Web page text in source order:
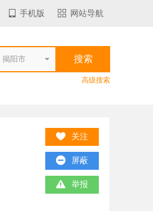
手机版 网站导航
高级搜索
关注
屏蔽
举报